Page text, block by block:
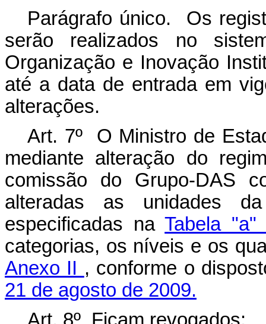
Parágrafo único. Os
serão realizados no
Organização e Inovação
até a data de entrada em
alterações.
Art. 7º O Ministro de
mediante alteração do
comissão do Grupo-DAS
alteradas as unidades
especificadas naTabela
categorias, os níveis e os
Anexo II , conforme o
21 de agosto de 2009.